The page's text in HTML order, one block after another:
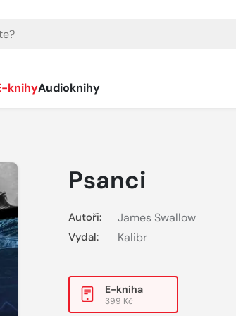
knihyAudioknihy
Psanci
Autoři: James Swallow
Vydal: Kalibr
E-kniha
399 Kč